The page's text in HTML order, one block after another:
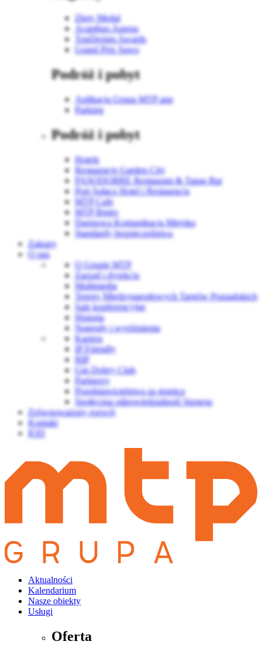
Złoty Medal
Acanthus Aureus
TopDesign Awards
Grand Prix Sawo
Podróż i pobyt
Aplikacja Grupa MTP app
Parking
Podróż i pobyt
Hotele
Restauracje Garden City
PASODOBRE Restaurant & Tapas Bar
Port Sołacz Hotel i Restauracja
MTP Cafe
MTP Bistro
Darmowa Komunikacja Miejska
Standardy bezpieczeństwa
Zakupy
O nas
O Grupie MTP
Zarząd i dyrekcja
Multimedia
Tereny Międzynarodowych Targów Poznańskich
Sale konferencyjne
Historia
Nagrody i wyróżnienia
Kariera
IP Friendly
BIP
Gin Dobry Club
Partnerzy
Przedstawicielstwa za granicą
Społeczna odpowiedzialność biznesu
Zrównoważony rozwój
Kontakt
IOD
Aktualności
Kalendarium
Nasze obiekty
Usługi
Oferta